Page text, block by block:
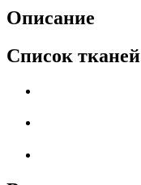
Описание
Список тканей